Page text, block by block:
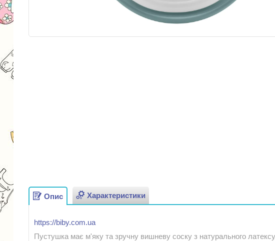
Опис Характеристики
https://biby.com.ua
Пустушка має м'яку та зручну вишневу соску з натурального